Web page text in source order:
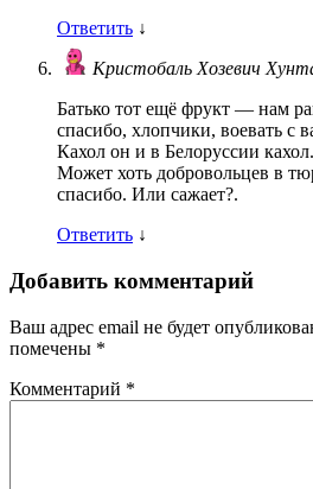
Ответить ↓
Кристобаль Хозевич
Батько тот ещё фрукт — нам
спасибо, хлопчики, воевать с
Кахол он и в Белоруссии кахол.
Может хоть добровольцев в
спасибо. Или сажает?.
Ответить ↓
Добавить комментарий
Ваш адрес email не будет
помечены *
Комментарий *